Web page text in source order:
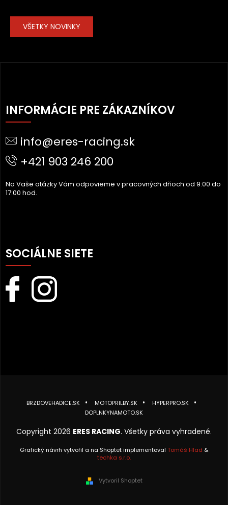
VŠETKY NOVINKY
Á
P
T
INFORMÁCIE PRE ZÁKAZNÍKOV
info@eres-racing.sk
+421 903 246 200
Na Vaše otázky Vám odpovieme v pracovných dňoch od 9:00 do
17:00 hod.
SOCIÁLNE SIETE
BRZDOVEHADICE.SK MOTOPRILBY.SK
HYPERPRO.SK
DOPLNKYNAMOTO.SK
Copyright 2026 ERES RACING. Všetky práva vyhradené.
Grafický návrh vytvořil a na Shoptet implementoval Tomáš Hlad &
techka s.r.o.
Vytvoril Shoptet